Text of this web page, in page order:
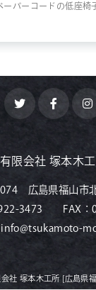
パーコードの低座椅
有限会社 塚本木
広島県福山市
3473 FAX：
info@tsukamoto-
会社 塚本木工所 [広島県